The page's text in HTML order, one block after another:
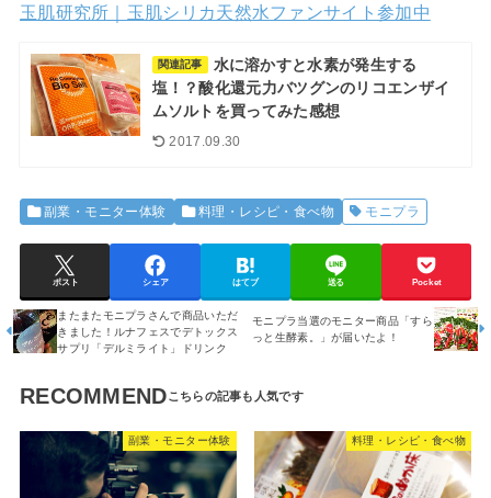
玉肌研究所｜玉肌シリカ天然水ファンサイト参加中
関連記事
水に溶かすと水素が発生する
塩！？酸化還元力バツグンのリコエンザイ
ムソルトを買ってみた感想
2017.09.30
副業・モニター体験 料理・レシピ・食べ物 モニプラ
ポスト シェア はてブ 送る Pocket
またまたモニプラさんで商品いただ
きました！ルナフェスでデトックス
サプリ「デルミライト」ドリンク
モニプラ当選のモニター商品「すら
っと生酵素。」が届いたよ！
RECOMMEND
副業・モニター体験 料理・レシピ・食べ物